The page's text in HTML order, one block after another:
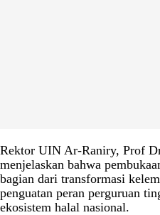
Rektor UIN Ar-Raniry, Prof
menjelaskan bahwa
bagian dari transformasi
penguatan peran perguruan
ekosistem halal nasional.